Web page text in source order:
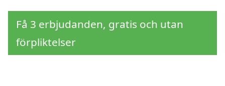
Få 3 erbjudanden, gratis och utan
förpliktelser